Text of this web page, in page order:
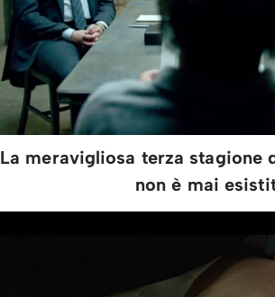
La meravigliosa terza stagione
non è mai